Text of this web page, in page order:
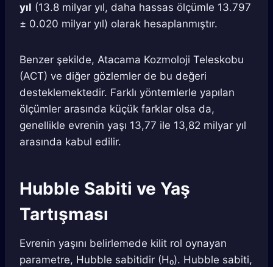
yıl (13.8 milyar yıl, daha hassas ölçümle 13.797
± 0.020 milyar yıl) olarak hesaplanmıştır.
Benzer şekilde, Atacama Kozmoloji Teleskobu
(ACT) ve diğer gözlemler de bu değeri
desteklemektedir. Farklı yöntemlerle yapılan
ölçümler arasında küçük farklar olsa da,
genellikle evrenin yaşı 13,77 ile 13,82 milyar yıl
arasında kabul edilir.
Hubble Sabiti ve Yaş
Tartışması
Evrenin yaşını belirlemede kilit rol oynayan
parametre, Hubble sabitidir (H₀). Hubble sabiti,